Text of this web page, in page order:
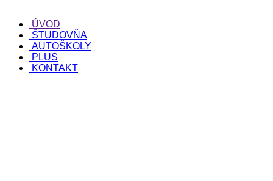
ÚVOD
ŠTUDOVŇA
AUTOŠKOLY
PLUS
KONTAKT